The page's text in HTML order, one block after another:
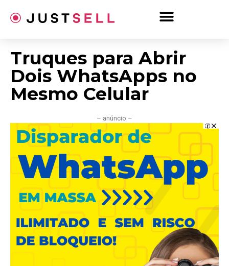
para
Truques para Abrir
Dois WhatsApps no
Mesmo Celular
– anúncio –